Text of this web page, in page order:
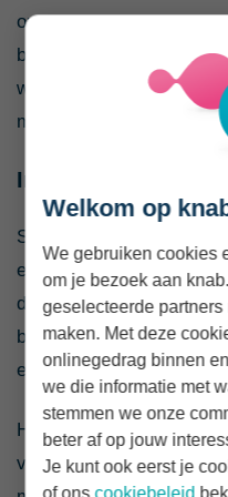
onderbouwen. Denk aan
bankafschriften bij
winst uit onderneming.
mee als deze nog
Inkomensverklaring
Sommige
een
inkomensverklaring
.
door de Belastingdienst
bepaald belastingjaar.
en ondertekent de
Houd er rekening mee
voorwaarden aan
Welkom op
We gebruiken cookies
om je bezoek aan
geselecteerde
maken. Met deze
onlinegedrag binnen
we die informatie met
stemmen we onze
beter af op jouw
Je kunt ook eerst je
of onscookiebeleid